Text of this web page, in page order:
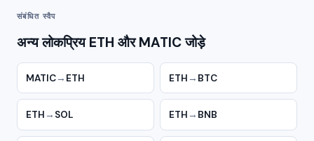
संबंधित स्वैप
अन्य लोकप्रिय ETH और MATIC जोड़े
MATIC→ ETH ETH → BTC
ETH → SOL ETH → BNB